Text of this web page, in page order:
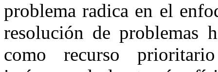
problema radica en el
resolución de problemas
como recurso